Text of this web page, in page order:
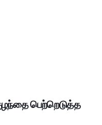
பெற்றெடுத்த